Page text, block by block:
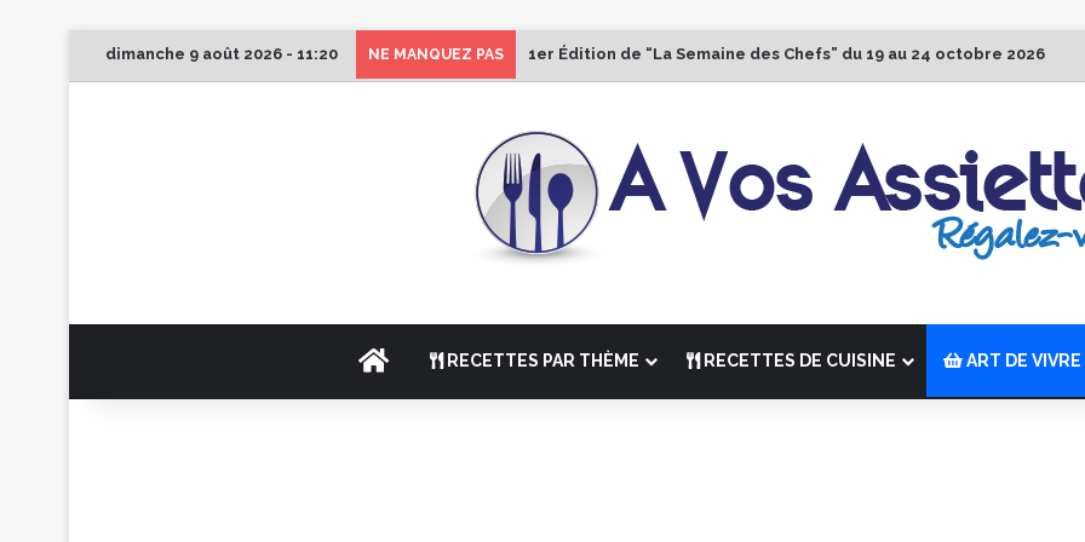
dimanche 9 août 2026 - 11:20 NE MANQUEZ PAS 1er Édition de “La Semaine des Chefs” du 19 au 24 octobre 2026
ACCUEILRECETTES PAR THÈME RECETTES DE CUISINE ART DE VIVRE